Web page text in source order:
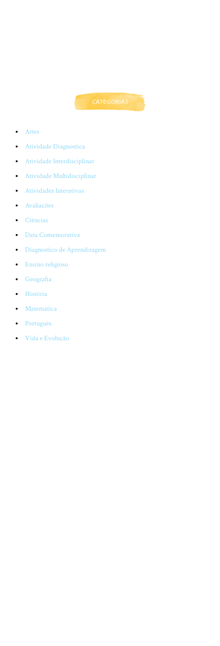
CATEGORIAS
Artes
Atividade Diagnostica
Atividade Interdisciplinar
Atividade Multidisciplinar
Atividades Interativas
Avaliações
Ciências
Data Comemorativa
Diagnostico de Aprendizagem
Ensino religioso
Geografia
História
Matemática
Português
Vida e Evolução